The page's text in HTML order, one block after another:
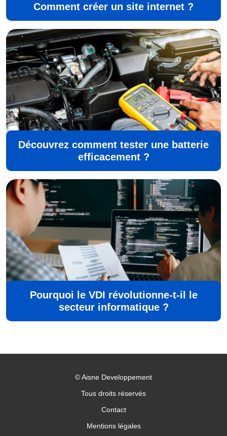
Comment créer un site internet ?
Découvrez comment tester une batterie
efficacement ?
Pourquoi le VDI révolutionne-t-il le
secteur informatique ?
©Aisne Developpement
Tous droits réservés
Contact
Mentions légales